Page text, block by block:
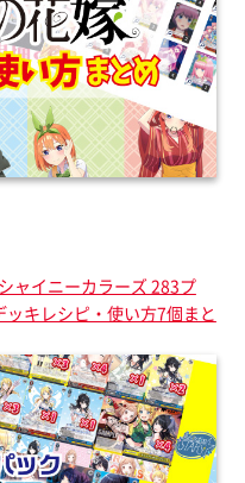
ャイニーカラーズ 283プ
キレシピ・使い方7個まと